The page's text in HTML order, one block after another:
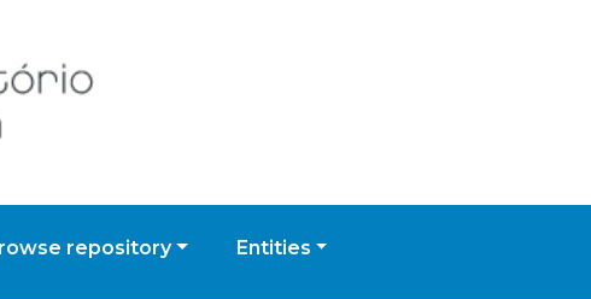
repository Entities